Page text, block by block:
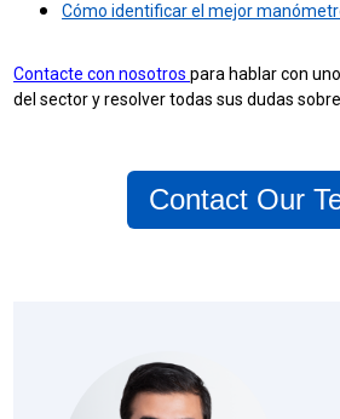
Cómo identificar el mejor
Contacte con nosotrospara hablar con
del sector y resolver todas sus dudas
Contact Our